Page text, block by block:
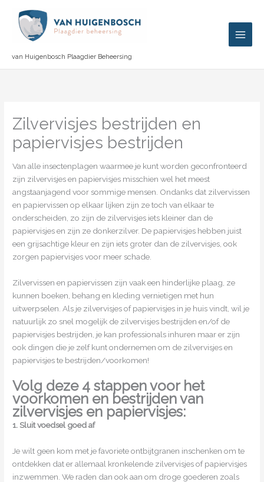
van Huigenbosch Plaagdier Beheersing
Zilvervisjes bestrijden en
papiervisjes bestrijden
Van alle insectenplagen waarmee je kunt worden geconfronteerd
zijn zilvervisjes en papiervisjes misschien wel het meest
angstaanjagend voor sommige mensen. Ondanks dat zilvervissen
en papiervissen op elkaar lijken zijn ze toch van elkaar te
onderscheiden, zo zijn de zilvervisjes iets kleiner dan de
papiervisjes en zijn ze donkerzilver. De papiervisjes hebben juist
een grijsachtige kleur en zijn iets groter dan de zilvervisjes, ook
zorgen papiervisjes voor meer schade.
Zilvervissen en papiervissen zijn vaak een hinderlijke plaag, ze
kunnen boeken, behang en kleding vernietigen met hun
uitwerpselen. Als je zilvervisjes of papiervisjes in je huis vindt, wil je
natuurlijk zo snel mogelijk de zilvervisjes bestrijden en/of de
papiervisjes bestrijden, je kan professionals inhuren maar er zijn
ook dingen die je zelf kunt ondernemen om de zilvervisjes en
papiervisjes te bestrijden/voorkomen!
Volg deze 4 stappen voor het
voorkomen en bestrijden van
zilvervisjes en papiervisjes:
1. Sluit voedsel goed af
Je wilt geen kom met je favoriete ontbijtgranen inschenken om te
ontdekken dat er allemaal kronkelende zilvervisjes of papiervisjes
inzwemmen. We raden dan ook aan om droge goederen zoals